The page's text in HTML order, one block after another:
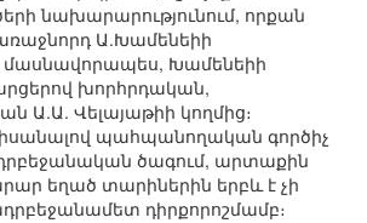
նախարարությունում, որքան
Ա.Խամենեիի
մասնավորապես, Խամենեիի
խորհրդական,
Ա.Ա. Վելայաթիի կողմից։
պահպանողական գործիչ
ծագում, արտաքին
եղած տարիներին երբև է չի
դիրքորոշմամբ։